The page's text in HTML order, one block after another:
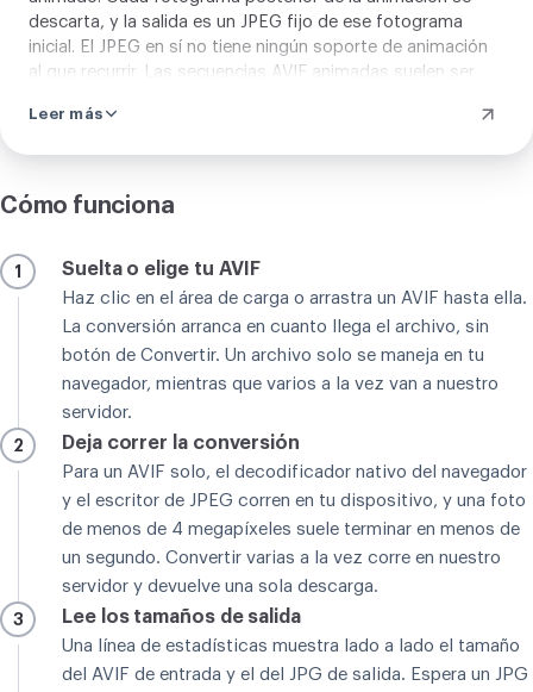
descarta, y la salida es un JPEG fijo de ese fotograma
inicial. El JPEG en sí no tiene ningún soporte de animación
al que recurrir. Las secuencias AVIF animadas suelen ser
calidad y archivos más pequeños en la web. Si necesitas
correcta. El alcance de este conversor es la conversión de
como esperas.
Leer más
Cómo funciona
1 Suelta o elige tu AVIF
Haz clic en el área de carga o arrastra un AVIF hasta ella.
La conversión arranca en cuanto llega el archivo, sin
botón de Convertir. Un archivo solo se maneja en tu
navegador, mientras que varios a la vez van a nuestro
servidor.
2 Deja correr la conversión
Para un AVIF solo, el decodificador nativo del navegador
y el escritor de JPEG corren en tu dispositivo, y una foto
de menos de 4 megapíxeles suele terminar en menos de
un segundo. Convertir varias a la vez corre en nuestro
servidor y devuelve una sola descarga.
3 Lee los tamaños de salida
Una línea de estadísticas muestra lado a lado el tamaño
del AVIF de entrada y el del JPG de salida. Espera un JPG